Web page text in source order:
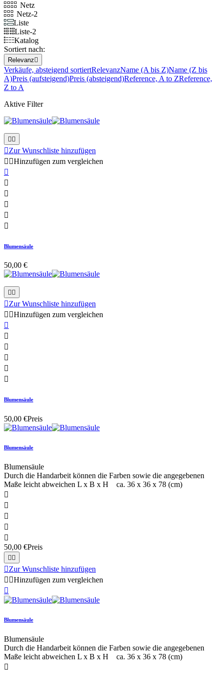
Netz
Netz-2
Liste
Liste-2
Katalog
Sortiert nach:
Relevanz
Verkäufe, absteigend sortiertRelevanzName (A bis Z)Name (Z bis
A)Preis (aufsteigend)Preis (absteigend)Reference, A to ZReference,
Z to A
Aktive Filter

Zur Wunschliste hinzufügen
 Hinzufügen zum vergleichen






Blumensäule
50,00 €
 
Zur Wunschliste hinzufügen
 Hinzufügen zum vergleichen






Blumensäule
50,00 €Preis
Blumensäule
Blumensäule
Durch die Handarbeit können die Farben sowie die angegebenen
Maße leicht abweichen L x B x H ca. 36 x 36 x 78 (cm)





50,00 €Preis
 
Zur Wunschliste hinzufügen
 Hinzufügen zum vergleichen

Blumensäule
Blumensäule
Durch die Handarbeit können die Farben sowie die angegebenen
Maße leicht abweichen L x B x H ca. 36 x 36 x 78 (cm)
